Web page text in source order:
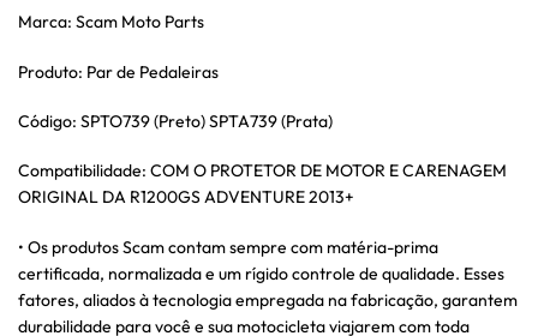
Marca: Scam Moto Parts
Produto: Par de Pedaleiras
Código: SPTO739 (Preto) SPTA739 (Prata)
Compatibilidade: COM O PROTETOR DE MOTOR E CARENAGEM
ORIGINAL DA R1200GS ADVENTURE 2013+
• Os produtos Scam contam sempre com matéria-prima
certificada, normalizada e um rígido controle de qualidade. Esses
fatores, aliados à tecnologia empregada na fabricação, garantem
durabilidade para você e sua motocicleta viajarem com toda